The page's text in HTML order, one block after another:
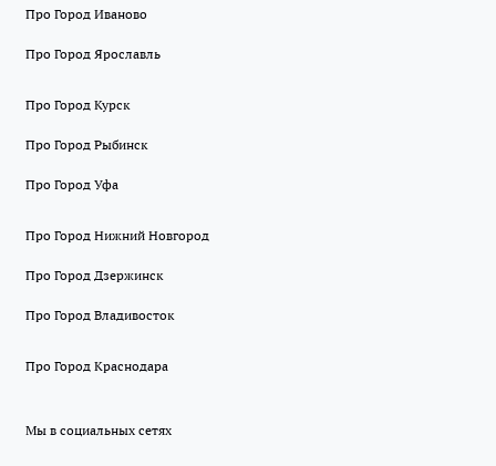
Про Город Иваново
Про Город Ярославль
Про Город Курск
Про Город Рыбинск
Про Город Уфа
Про Город Нижний Новгород
Про Город Дзержинск
Про Город Владивосток
Про Город Краснодара
Мы в социальных сетях